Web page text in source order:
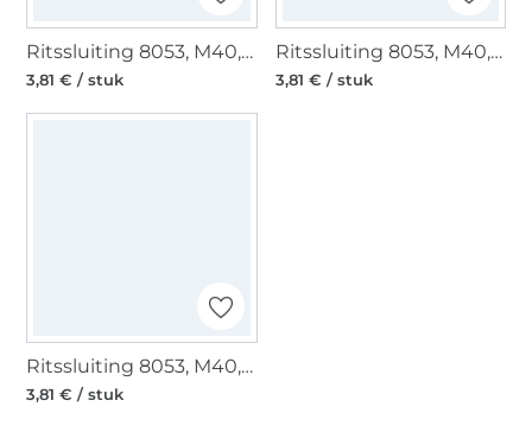
Ritssluiting 8053, M40, beige
3,81 € / stuk
Ritssluiting 8053, M40, rood
3,81 € / stuk
Ritssluiting 8053, M40, beige
3,81 € / stuk